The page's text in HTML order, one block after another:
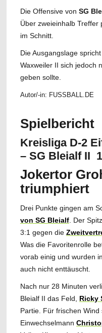
Die Offensive von SG
Über zweieinhalb Treffer
im Schnitt.
Die Ausgangslage
Waxweiler II sich jedoch
geben sollte.
Autor/-in: FUSSBALL.DE
Spielbericht
Kreisliga D-2
– SG Bleialf II
Jokertor
triumphiert
Drei Punkte gingen am
von SG Bleialf. Der
3:1 gegen die
Was die Favoritenrolle
vorab einig und wurden
auch nicht enttäuscht.
Nach nur 28 Minuten
Bleialf II das Feld, Ricky
Partie. Für frischen Wind
Einwechselmann